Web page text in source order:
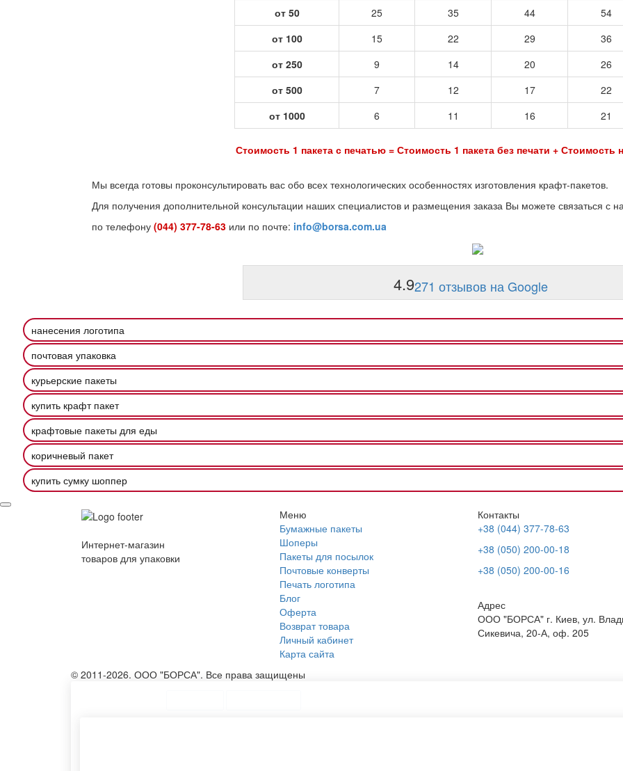
от 50
25 35 44 54
от 100
15 22 29 36
от 250
9 14 20 26
от 500
7 12 17 22
от 1000
6 11 16 21
Стоимость 1 пакета с печатью = Стоимость 1 пакета без печати + Стоимость
Мы всегда готовы проконсультировать вас обо всех технологических особенностях изготовления крафт-пакетов.
Для получения дополнительной консультации наших специалистов и размещения заказа Вы можете связаться с
по телефону (044) 377-78-63 или по почте: info@borsa.com.ua
4.9271 отзывов на Google
нанесения логотипа
почтовая упаковка
курьерские пакеты
купить крафт пакет
крафтовые пакеты для еды
коричневый пакет
купить сумку шоппер
Интернет-магазин
товаров для упаковки
Меню
Бумажные пакеты
Шоперы
Пакеты для посылок
Почтовые конверты
Печать логотипа
Блог
Оферта
Возврат товара
Личный кабинет
Карта сайта
Контакты
+38 (044) 377-78-63
+38 (050) 200-00-18
+38 (050) 200-00-16
Адрес
ООО "БОРСА" г. Киев, ул.
Сикевича, 20-А, оф. 205
© 2011-2026. ООО "БОРСА". Все права защищены